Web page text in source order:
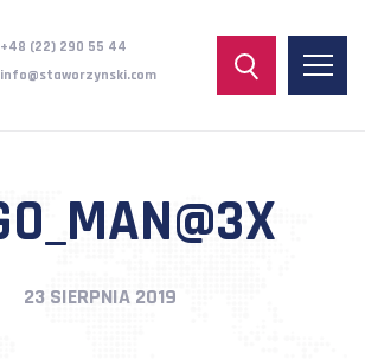
+48 (22) 290 55 44
info@staworzynski.com
23 SIERPNIA 2019